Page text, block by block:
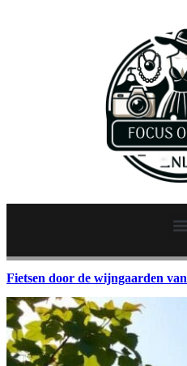
Fietsen door de wijngaarden